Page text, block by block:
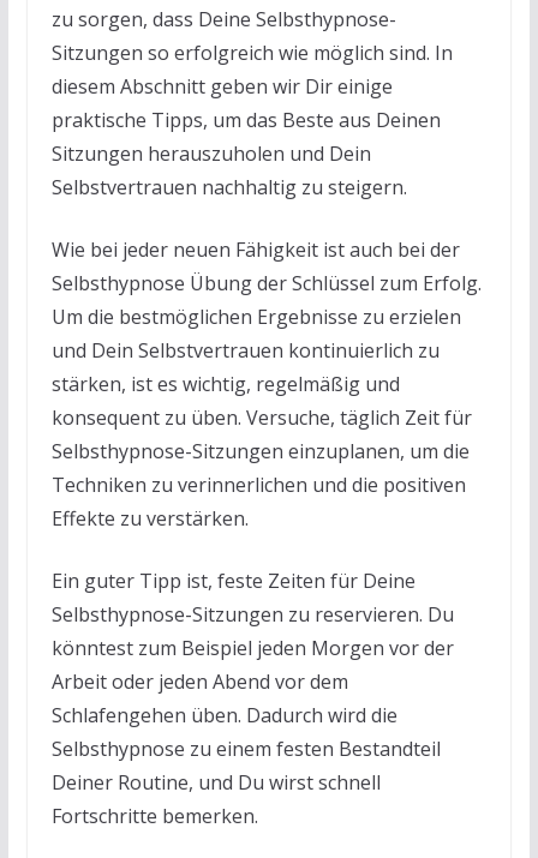
zu sorgen, dass Deine Selbsthypnose-
Sitzungen so erfolgreich wie möglich sind. In
diesem Abschnitt geben wir Dir einige
praktische Tipps, um das Beste aus Deinen
Sitzungen herauszuholen und Dein
Selbstvertrauen nachhaltig zu steigern.
Wie bei jeder neuen Fähigkeit ist auch bei der
Selbsthypnose Übung der Schlüssel zum Erfolg.
Um die bestmöglichen Ergebnisse zu erzielen
und Dein Selbstvertrauen kontinuierlich zu
stärken, ist es wichtig, regelmäßig und
konsequent zu üben. Versuche, täglich Zeit für
Selbsthypnose-Sitzungen einzuplanen, um die
Techniken zu verinnerlichen und die positiven
Effekte zu verstärken.
Ein guter Tipp ist, feste Zeiten für Deine
Selbsthypnose-Sitzungen zu reservieren. Du
könntest zum Beispiel jeden Morgen vor der
Arbeit oder jeden Abend vor dem
Schlafengehen üben. Dadurch wird die
Selbsthypnose zu einem festen Bestandteil
Deiner Routine, und Du wirst schnell
Fortschritte bemerken.